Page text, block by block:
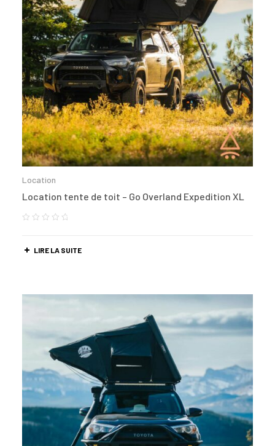
Location
Location tente de toit – Go Overland Expedition XL
LIRE LA SUITE